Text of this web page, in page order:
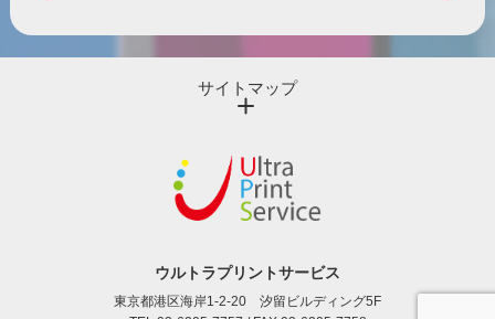
サイトマップ
ウルトラプリントサービス
東京都港区海岸1-2-20 汐留ビルディング5F